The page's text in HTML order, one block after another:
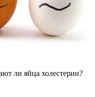
ли яйца холестерин?